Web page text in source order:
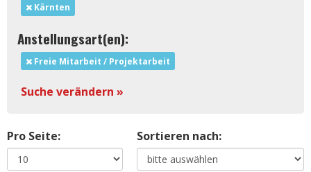
Kärnten
Anstellungsart(en):
Freie Mitarbeit / Projektarbeit
Suche verändern »
Pro Seite: Sortieren nach: